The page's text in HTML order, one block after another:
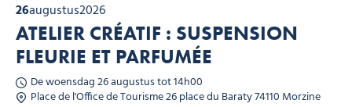
26augustus2026
ATELIER CRÉATIF : SUSPENSION
FLEURIE ET PARFUMÉE
De woensdag 26 augustus tot 14h00
Place de l'Office de Tourisme 26 place du Baraty 74110 Morzine